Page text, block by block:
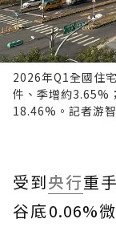
2026年Q1全國住
件、季增約3.65%
18.46%。記者游
受到央行重
谷底0.06%